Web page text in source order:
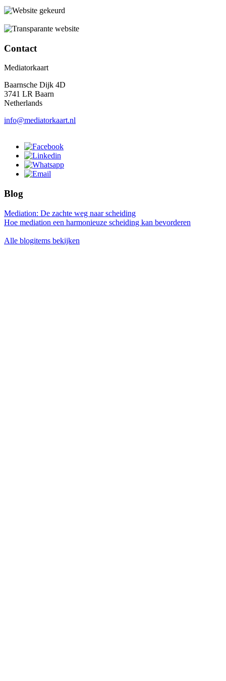
Contact
Mediatorkaart
Baarnsche Dijk 4D
3741 LR Baarn
Netherlands
info@mediatorkaart.nl
Blog
Mediation: De zachte weg naar scheiding
Hoe mediation een harmonieuze scheiding kan bevorderen
Alle blogitems bekijken